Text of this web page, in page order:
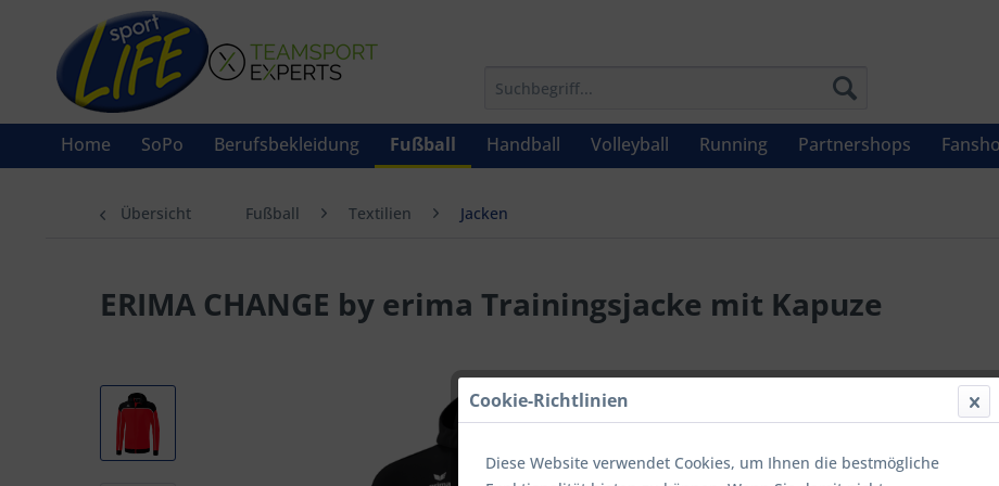
Home SoPo Berufsbekleidung Fußball Handball Volleyball Running Partnershops
Übersicht Fußball Textilien Jacken
ERIMA CHANGE by erima Trainingsjacke mit Kapuze
UVP: 64,99 € *
bis9
Cookie-Richtlinien
Diese Website verwendet Cookies, um Ihnen die bestmögliche